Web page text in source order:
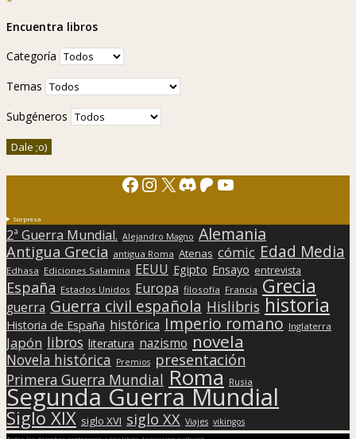
Encuentra libros
Categoría
Temas
Subgéneros
Facebook
Instagram
X Discord
Patreon
YouTube
Sorpresa
2ª Guerra Mundial. Alejandro Magno Alemania
Antigua Grecia antigua Roma Atenas cómic Edad Media
Edhasa Ediciones Salamina EEUU Egipto Ensayo entrevista
España Estados Unidos Europa filosofía Francia Grecia
guerra Guerra civil española Hislibris historia
Historia de España histórica Imperio romano Inglaterra
Japón libros literatura nazismo novela
Novela histórica Premios presentación
Primera Guerra Mundial Roma Rusia
Segunda Guerra Mundial
Siglo XIX siglo XVI siglo XX Viajes vikingos